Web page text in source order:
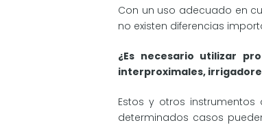
Con un uso adecuado en
no existen diferencias
¿Es necesario utilizar
interproximales,
Estos y otros
determinados casos